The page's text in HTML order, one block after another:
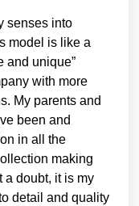
senses into
model is like a
and unique”
with more
My parents and
been and
in all the
making
a doubt, it is my
detail and quality